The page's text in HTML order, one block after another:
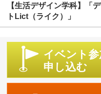
【生活デザイン学科】「
トLict（ライク）」
イベント参
申し込む